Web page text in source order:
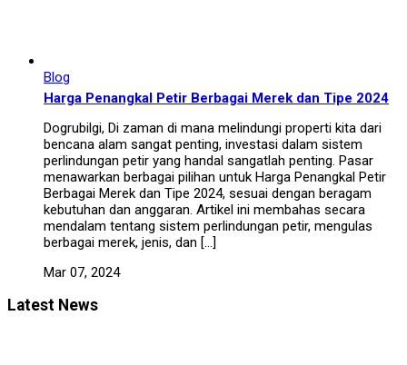
Blog
Harga Penangkal Petir Berbagai Merek dan Tipe 2024
Dogrubilgi, Di zaman di mana melindungi properti kita dari
bencana alam sangat penting, investasi dalam sistem
perlindungan petir yang handal sangatlah penting. Pasar
menawarkan berbagai pilihan untuk Harga Penangkal Petir
Berbagai Merek dan Tipe 2024, sesuai dengan beragam
kebutuhan dan anggaran. Artikel ini membahas secara
mendalam tentang sistem perlindungan petir, mengulas
berbagai merek, jenis, dan […]
Mar 07, 2024
Latest News